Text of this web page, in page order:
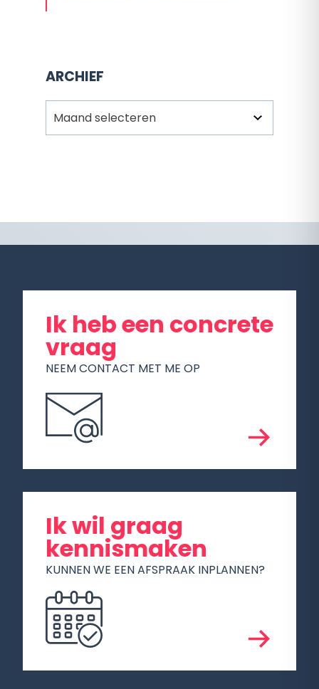
ARCHIEF
Archief
Ik heb een concrete
vraag
NEEM CONTACT MET ME OP
Ik wil graag
kennismaken
KUNNEN WE EEN AFSPRAAK INPLANNEN?